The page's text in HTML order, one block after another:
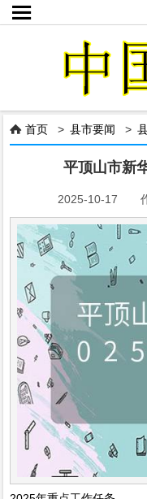

 首页 >县市要闻 >
平顶山市新
2025-10-17